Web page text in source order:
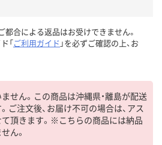
都合による返品はお受けできません。
「ご利用ガイド 」を必ずご確認の上、お
せん。この商品は沖縄県・離島が配送
ご注文後、お届け不可の場合は、アス
頂きます。※こちらの商品には納品
ん。